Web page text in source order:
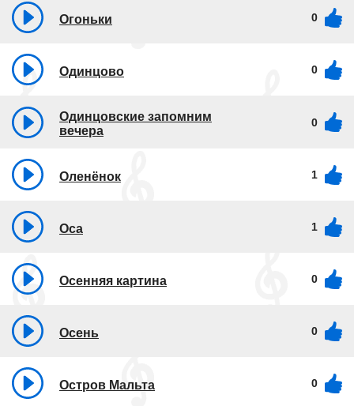
Огоньки 0
Одинцово 0
Одинцовские запомним
вечера
0
Оленёнок 1
Оса 1
Осенняя картина 0
Осень 0
Остров Мальта 0